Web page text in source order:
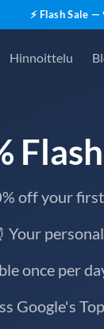
⚡ Flash Sale
Hinnoittelu
off your
Your
once per
Google's